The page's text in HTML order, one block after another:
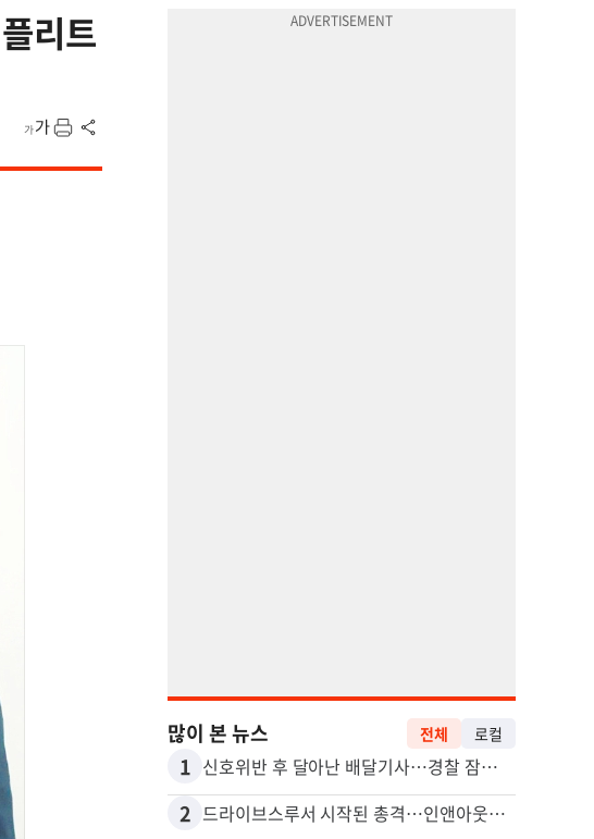
리트
많이 본 뉴스 전체 로컬
1 신호위반 후 달아난 배달기사…경찰 잠복해 잡고보니 ‘반전’
2 드라이브스루서 시작된 총격…인앤아웃 참사 영상 공개